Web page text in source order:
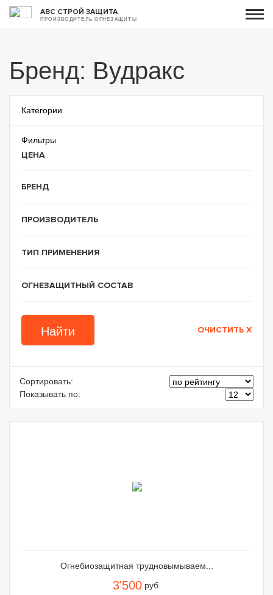
АВС СТРОЙ ЗАЩИТА
ПРОИЗВОДИТЕЛЬ ОГНЕЗАЩИТЫ
Бренд: Вудракс
Категории
Фильтры
ЦЕНА
БРЕНД
ПРОИЗВОДИТЕЛЬ
ТИП ПРИМЕНЕНИЯ
ОГНЕЗАЩИТНЫЙ СОСТАВ
Сортировать:
Показывать по:
Огнебиозащитная трудновымываем...
3'500 руб.